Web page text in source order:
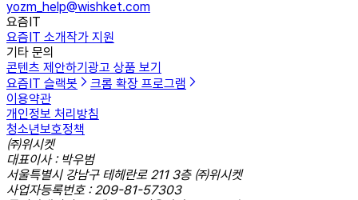
yozm_help@wishket.com
요즘IT
요즘IT 소개작가 지원
기타 문의
콘텐츠 제안하기 광고 상품 보기
요즘IT 슬랙봇
크롬 확장 프로그램
이용약관
개인정보 처리방침
청소년보호정책
㈜위시켓
대표이사 : 박우범
서울특별시 강남구 테헤란로 211 3층 ㈜위시켓
사업자등록번호 : 209-81-57303